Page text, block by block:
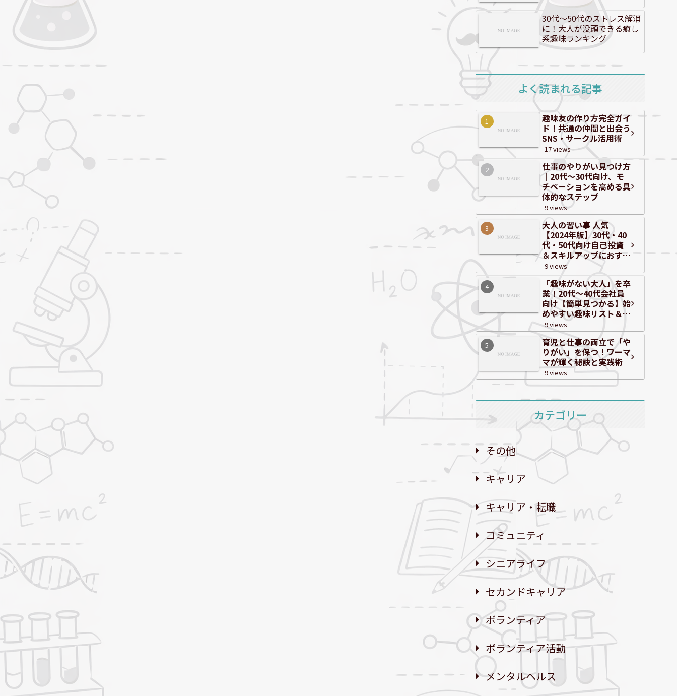
30代～50代のストレス解消
に！大人が没頭できる癒し
系趣味ランキング
よく読まれる記事
趣味友の作り方完全ガイ
ド！共通の仲間と出会う
SNS・サークル活用術
17 views
仕事のやりがい見つけ方
｜20代～30代向け、モ
チベーションを高める具
体的なステップ
9 views
大人の習い事 人気
【2024年版】30代・40
代・50代向け自己投資
＆スキルアップにおすす
めジャンルと体験情報
9 views
「趣味がない大人」を卒
業！20代〜40代会社員
向け【簡単見つかる】始
めやすい趣味リスト＆自
己分析
9 views
育児と仕事の両立で「や
りがい」を保つ！ワーマ
マが輝く秘訣と実践術
9 views
カテゴリー
その他
キャリア
キャリア・転職
コミュニティ
シニアライフ
セカンドキャリア
ボランティア
ボランティア活動
メンタルヘルス